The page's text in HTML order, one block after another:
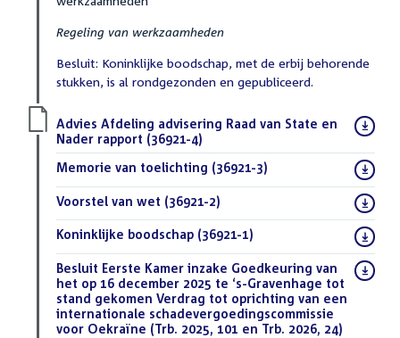
Regeling van werkzaamheden
Besluit: Koninklijke boodschap, met de erbij behorende
stukken, is al rondgezonden en gepubliceerd.
Download
bestand:
Advies Afdeling advisering Raad van State en
Nader rapport (36921-4)
Download
Memorie van toelichting (36921-3)
Download
bestand:
Voorstel van wet (36921-2)
Download
bestand:
Koninklijke boodschap (36921-1)
Download
bestand:
Besluit Eerste Kamer inzake Goedkeuring van
het op 16 december 2025 te ‘s-Gravenhage tot
stand gekomen Verdrag tot oprichting van een
internationale schadevergoedingscommissie
voor Oekraïne (Trb. 2025, 101 en Trb. 2026, 24)